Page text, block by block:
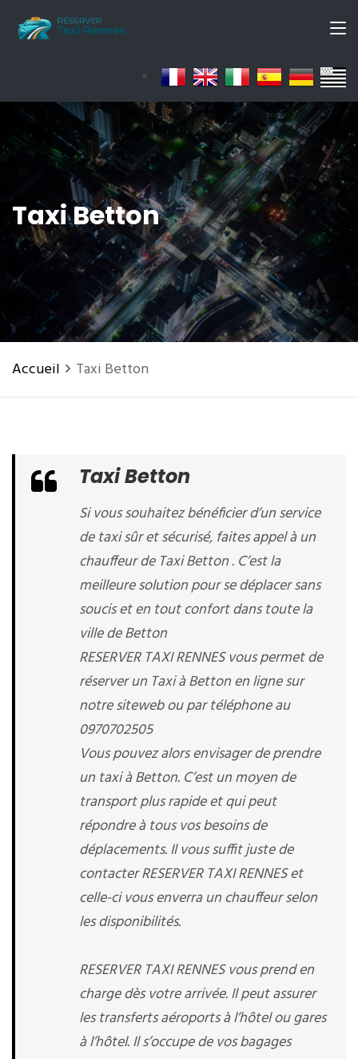
Taxi Betton
Accueil Taxi Betton
Taxi Betton
Si vous souhaitez bénéficier d’un service
de taxi sûr et sécurisé, faites appel à un
chauffeur de Taxi Betton . C’est la
meilleure solution pour se déplacer sans
soucis et en tout confort dans toute la
ville de Betton
RESERVER TAXI RENNES vous permet de
réserver un Taxi à Betton en ligne sur
notre siteweb ou par téléphone au
0970702505
Vous pouvez alors envisager de prendre
un taxi à Betton. C’est un moyen de
transport plus rapide et qui peut
répondre à tous vos besoins de
déplacements. Il vous suffit juste de
contacter RESERVER TAXI RENNES et
celle-ci vous enverra un chauffeur selon
les disponibilités.
RESERVER TAXI RENNES vous prend en
charge dès votre arrivée. Il peut assurer
les transferts aéroports à l’hôtel ou gares
à l’hôtel. Il s’occupe de vos bagages